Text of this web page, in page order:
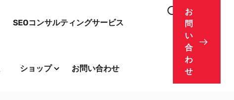
SEOコンサルティングサービス
ショップ お問い合わせ
お
問
い
合
わ
せ